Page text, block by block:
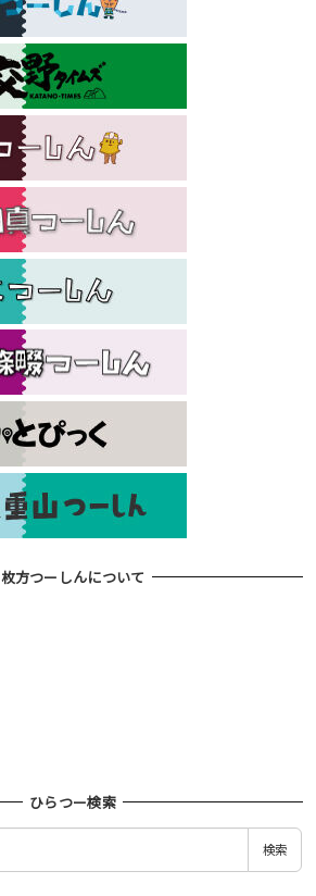
枚方つーしんについて
ひらつー検索
検索